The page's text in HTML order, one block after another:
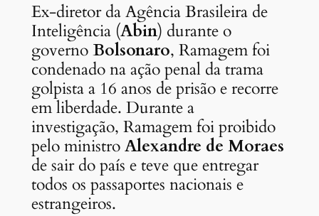
Ex-diretor da Agência Brasileira de
Inteligência (Abin) durante o
governoBolsonaro, Ramagem foi
condenado na ação penal da trama
golpista a 16 anos de prisão e recorre
em liberdade. Durante a
investigação, Ramagem foi proibido
pelo ministroAlexandre de Moraes
de sair do país e teve que entregar
todos os passaportes nacionais e
estrangeiros.